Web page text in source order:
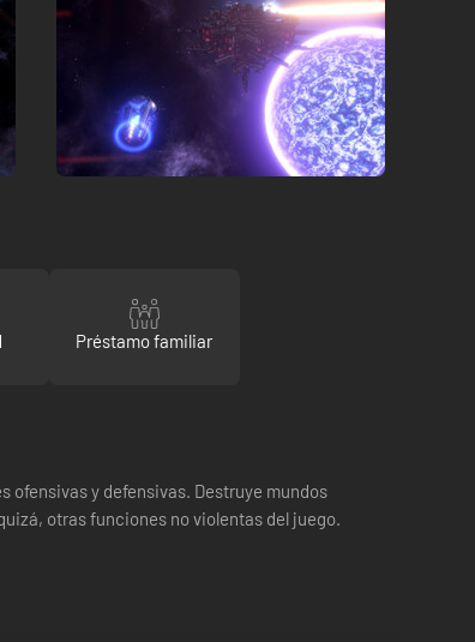
Préstamo familiar
ofensivas y defensivas. Destruye mundos
otras funciones no violentas del juego.